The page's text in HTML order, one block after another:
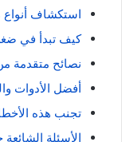
استكشاف أنواع
كيف تبدأ في
نصائح متقدمة
أفضل الأدوات
تجنب هذه
الأسئلة